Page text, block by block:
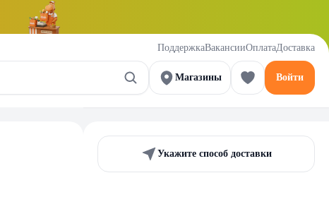
ПоддержкаВакансииОплатаДоставка
Магазины Войти
Укажите способ доставки